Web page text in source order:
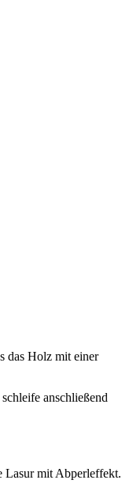
das Holz mit einer
anschließend
Lasur mit Abperleffekt.